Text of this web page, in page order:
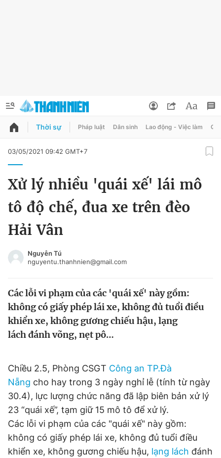
QUẢNG CÁO
Chuyên mục
Video Magazine
Sản phẩm khác
Thông tin tòa soạn Liên hệ quảng cáo
Đổi mật khẩu
Tin đã lưu
Tin đã xem
Đăng xuất
Thời sự Pháp luật Dân sinh Lao động - Việc làm
03/05/2021 09:42 GMT+7
Xử lý nhiều 'quái xế' lái mô
tô độ chế, đua xe trên đèo
Hải Vân
Nguyễn Tú
nguyentu.thanhnien@gmail.com
Các lỗi vi phạm của các 'quái xế' này gồm:
không có giấy phép lái xe, không đủ tuổi điều
khiển xe, không gương chiếu hậu, lạng
lách đánh võng, nẹt pô…
Chiều 2.5, Phòng CSGT Công an TP.Đà
Nẵng cho hay trong 3 ngày nghỉ lễ (tính từ ngày
30.4), lực lượng chức năng đã lập biên bản xử lý
23 “quái xế”, tạm giữ 15 mô tô để xử lý.
Các lỗi vi phạm của các "quái xế" này gồm:
không có giấy phép lái xe, không đủ tuổi điều
khiển xe, không gương chiếu hậu, lạng lách đánh